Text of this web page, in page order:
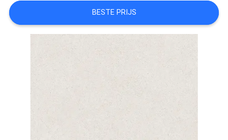
SITEMAP
PRIVACYBELEID
BESTE PRIJS